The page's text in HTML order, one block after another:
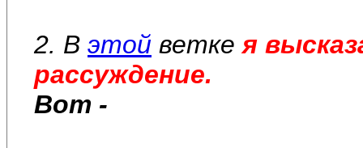
2. В этой веткея
рассуждение.
Вот -